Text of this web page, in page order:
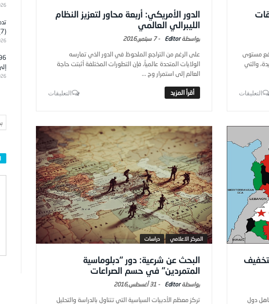
مستوى
والتي
التعليقات
الدور الأمريكي: أربعة محاور لتعزيز النظام
الليبرالي العالمي
Editor
-7 سبتمبر,2016
على الرغم من التراجع الملحوظ في الدور الذي تمارسه
الولايات المتحدة عالمياً، فإن التطورات المختلفة أثبتت حاجة
العالم إلى استمرار وج ...
التعليقات
كاهل دول
المركز الاعلامي دراسات
البحث عن شرعية: دور “دبلوماسية
المتمردين” في حسم الصراعات
Editor
- 31 أغسطس,2016
تركز معظم الأدبيات السياسية التي تتناول بالدراسة والتحليل
(7)